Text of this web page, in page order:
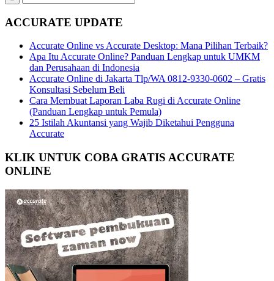
ACCURATE UPDATE
Accurate Online vs Accurate Desktop: Mana Pilihan Terbaik?
Apa Itu Accurate Online? Panduan Lengkap untuk UMKM
dan Perusahaan di Indonesia
Accurate Online di Jakarta Tlp/WA 0812-9330-0602 – Gratis
Konsultasi Sebelum Beli
Cara Membuat Laporan Laba Rugi di Accurate Online
(Panduan Lengkap untuk Pemula)
25 Istilah Akuntansi yang Wajib Diketahui Pengguna
Accurate
KLIK UNTUK COBA GRATIS ACCURATE
ONLINE